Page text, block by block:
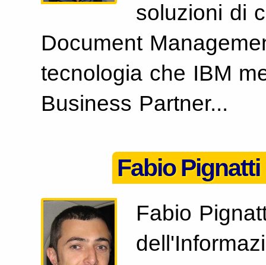
soluzioni di
Document
tecnologia che IBM
Business Partner...
Fabio Pignatti
Fabio